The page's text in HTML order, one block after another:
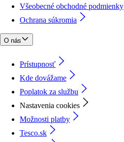
Všeobecné obchodné podmienky
Ochrana súkromia
O nás
Prístupnosť
Kde dovážame
Poplatok za službu
Nastavenia cookies
Možnosti platby
Tesco.sk